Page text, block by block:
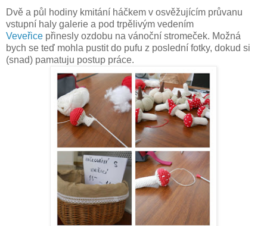
Dvě a půl hodiny kmitání háčkem v osvěžujícím průvanu
vstupní haly galerie a pod trpělivým vedením
Veveřice přinesly ozdobu na vánoční stromeček. Možná
bych se teď mohla pustit do pufu z poslední fotky, dokud si
(snad) pamatuju postup práce.